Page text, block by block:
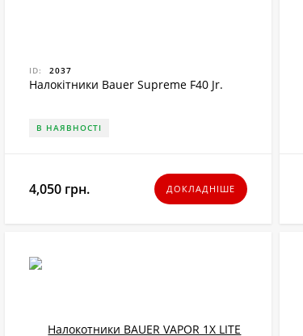
ID: 2037
Налокітники Bauer Supreme F40 Jr.
В НАЯВНОСТІ
4,050 грн. ДОКЛАДНІШЕ